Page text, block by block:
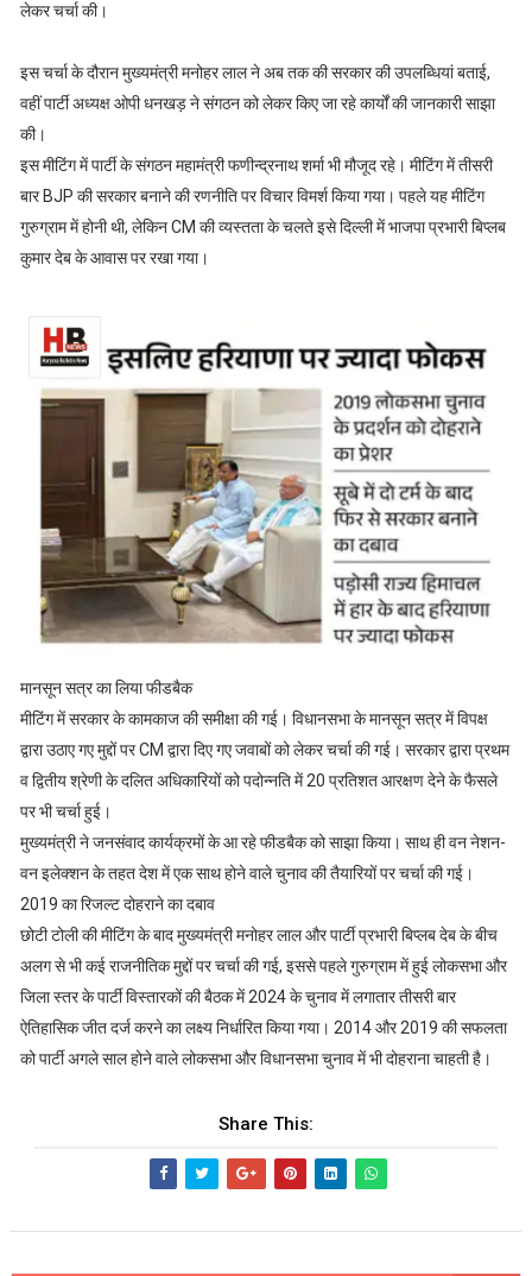
लेकर चर्चा की।
इस चर्चा के दौरान मुख्यमंत्री मनोहर लाल ने अब तक की सरकार की उपलब्धियां बताई,
वहीं पार्टी अध्यक्ष ओपी धनखड़ ने संगठन को लेकर किए जा रहे कार्यों की जानकारी साझा
की।
इस मीटिंग में पार्टी के संगठन महामंत्री फणीन्द्रनाथ शर्मा भी मौजूद रहे। मीटिंग में तीसरी
बार BJP की सरकार बनाने की रणनीति पर विचार विमर्श किया गया। पहले यह मीटिंग
गुरुग्राम में होनी थी, लेकिन CM की व्यस्तता के चलते इसे दिल्ली में भाजपा प्रभारी बिप्लब
कुमार देब के आवास पर रखा गया।
मानसून सत्र का लिया फीडबैक
मीटिंग में सरकार के कामकाज की समीक्षा की गई। विधानसभा के मानसून सत्र में विपक्ष
द्वारा उठाए गए मुद्दों पर CM द्वारा दिए गए जवाबों को लेकर चर्चा की गई। सरकार द्वारा प्रथम
व द्वितीय श्रेणी के दलित अधिकारियों को पदोन्नति में 20 प्रतिशत आरक्षण देने के फैसले
पर भी चर्चा हुई।
मुख्यमंत्री ने जनसंवाद कार्यक्रमों के आ रहे फीडबैक को साझा किया। साथ ही वन नेशन-
वन इलेक्शन के तहत देश में एक साथ होने वाले चुनाव की तैयारियों पर चर्चा की गई।
2019 का रिजल्ट दोहराने का दबाव
छोटी टोली की मीटिंग के बाद मुख्यमंत्री मनोहर लाल और पार्टी प्रभारी बिप्लब देब के बीच
अलग से भी कई राजनीतिक मुद्दों पर चर्चा की गई, इससे पहले गुरुग्राम में हुई लोकसभा और
जिला स्तर के पार्टी विस्तारकों की बैठक में 2024 के चुनाव में लगातार तीसरी बार
ऐतिहासिक जीत दर्ज करने का लक्ष्य निर्धारित किया गया। 2014 और 2019 की सफलता
को पार्टी अगले साल होने वाले लोकसभा और विधानसभा चुनाव में भी दोहराना चाहती है।
Share This: